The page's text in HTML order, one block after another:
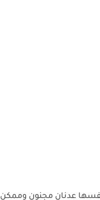
عدنان مجنون وممكن